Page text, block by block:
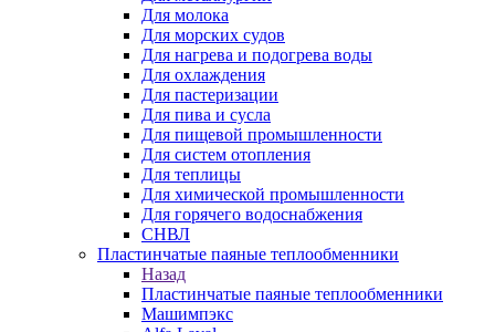
Для молока
Для морских судов
Для нагрева и подогрева воды
Для охлаждения
Для пастеризации
Для пива и сусла
Для пищевой промышленности
Для систем отопления
Для теплицы
Для химической промышленности
Для горячего водоснабжения
СНВЛ
Пластинчатые паяные теплообменники
Назад
Пластинчатые паяные теплообменники
Машимпэкс